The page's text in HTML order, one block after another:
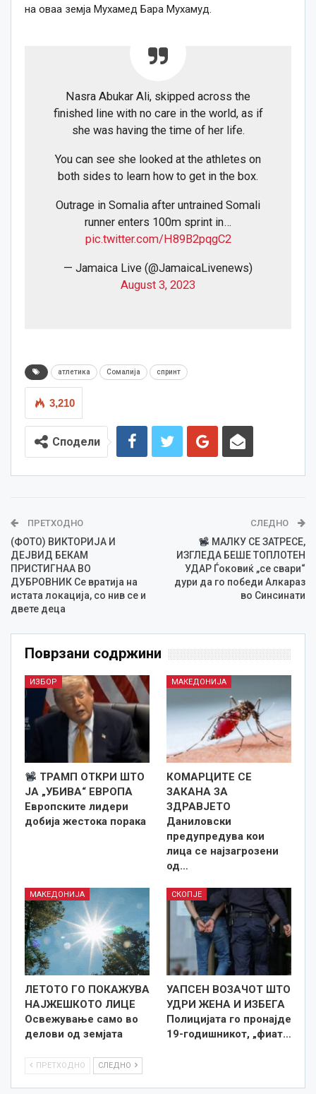
на оваа земја Мухамед Бара Мухамуд.
Nasra Abukar Ali, skipped across the
finished line with no care in the world, as if
she was having the time of her life.
You can see she looked at the athletes on
both sides to learn how to get in the box.
Outrage in Somalia after untrained Somali
runner enters 100m sprint in…
pic.twitter.com/H89B2pqgC2
— Jamaica Live (@JamaicaLivenews)
August 3, 2023
атлетика Сомалија спринт
3,210
Сподели
ПРЕТХОДНО
(ФОТО) ВИКТОРИЈА И
ДЕЈВИД БЕКАМ
ПРИСТИГНАА ВО
ДУБРОВНИК Се вратија на
истата локација, со нив се и
двете деца
СЛЕДНО
МАЛКУ СЕ ЗАТРЕСЕ,
ИЗГЛЕДА БЕШЕ ТОПЛОТЕН
УДАР Ѓоковиќ „се свари“
дури да го победи Алкараз
во Синсинати
Поврзани содржини
ИЗБОР
ТРАМП ОТКРИ ШТО
ЈА „УБИВА“ ЕВРОПА
Европските лидери
добија жестока порака
МАКЕДОНИЈА
КОМАРЦИТЕ СЕ
ЗАКАНА ЗА
ЗДРАВЈЕТО
Даниловски
предупредува кои
лица се најзагрозени
од…
МАКЕДОНИЈА
ЛЕТОТО ГО ПОКАЖУВА
НАЈЖЕШКОТО ЛИЦE
Освежување само во
делови од земјата
СКОПЈЕ
УАПСЕН ВОЗАЧОТ ШТО
УДРИ ЖЕНА И ИЗБЕГА
Полицијата го пронајде
19-годишникот, „фиат…
ПРЕТХОДНО СЛЕДНО